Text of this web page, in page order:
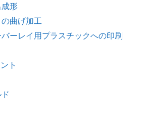
成形
曲げ加工
ーレイ用プラスチックへの印刷
ト